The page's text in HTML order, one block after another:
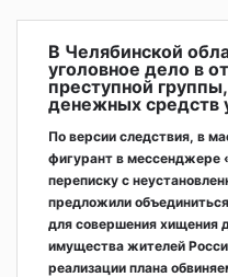
В Челябинской
уголовное дело в
преступной
денежных средств
По версии следствия, в
фигурант в мессенджере
переписку с
предложили
для совершения хищения
имущества жителей
реализации плана